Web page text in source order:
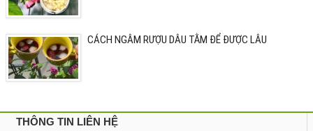
CÁCH NGÂM RƯỢU DÂU TẰM ĐỂ ĐƯỢC LÂU
THÔNG TIN LIÊN HỆ